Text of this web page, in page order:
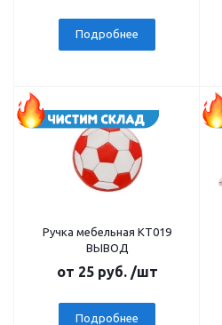
Подробнее
Ручка мебельная КТ019
ВЫВОД
от 25 руб. /шт
Подробнее